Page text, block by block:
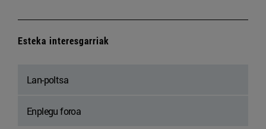
Esteka interesgarriak
Lan-poltsa
Enplegu foroa